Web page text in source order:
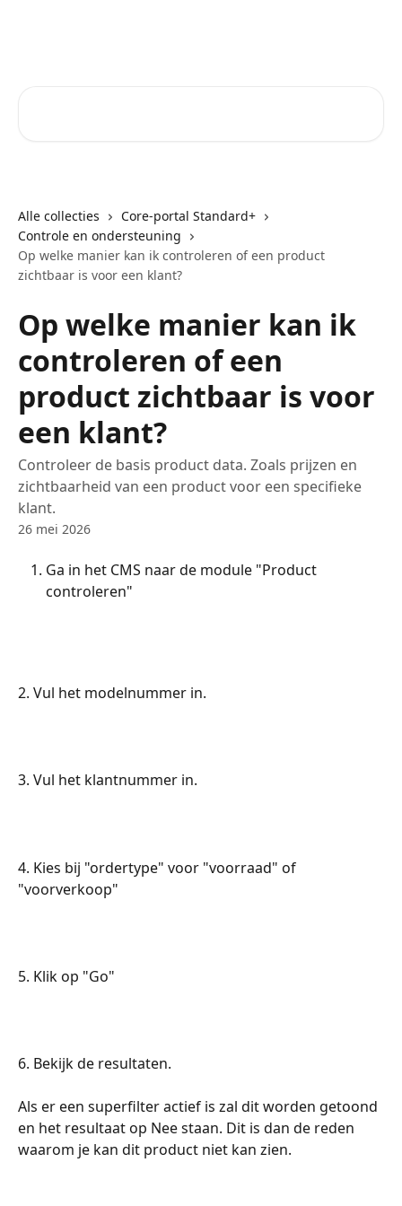
Alle collecties
Core-portal Standard+
Controle en ondersteuning
Op welke manier kan ik controleren of een product
zichtbaar is voor een klant?
Op welke manier kan ik
controleren of een
product zichtbaar is voor
een klant?
Controleer de basis product data. Zoals prijzen en
zichtbaarheid van een product voor een specifieke
klant.
26 mei 2026
Ga in het CMS naar de module "Product
controleren"
2. Vul het modelnummer in.
3. Vul het klantnummer in.
4. Kies bij "ordertype" voor "voorraad" of
"voorverkoop"
5. Klik op "Go"
6. Bekijk de resultaten.
Als er een superfilter actief is zal dit worden getoond
en het resultaat op Nee staan. Dit is dan de reden
waarom je kan dit product niet kan zien.